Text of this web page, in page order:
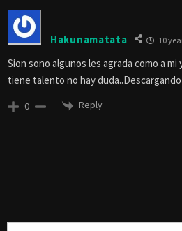
Hakunamatata 10
Sion sono algunos les agrada como a
tiene talento no hay
0 Reply